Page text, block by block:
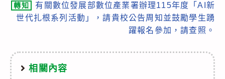
轉知
有關數位發展部數位產業署辦理115年度「AI新
世代扎根系列活動」，請貴校公告周知並鼓勵學生踴
躍報名參加，請查照。
相關內容